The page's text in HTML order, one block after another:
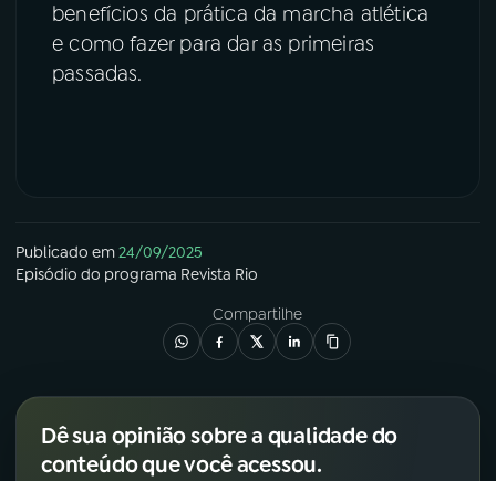
benefícios da prática da marcha atlética
e como fazer para dar as primeiras
passadas.
Publicado em24/09/2025
Episódio do programa Revista Rio
Compartilhe
Dê sua opinião sobre a qualidade do
conteúdo que você acessou.